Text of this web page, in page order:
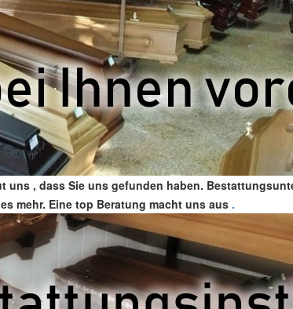
, dass Sie uns gefunden haben.
mehr. Eine top Beratung macht uns aus .